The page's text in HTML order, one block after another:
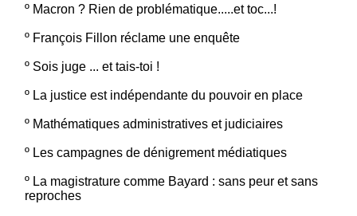
º Macron ? Rien de problématique.....et toc...!
º François Fillon réclame une enquête
º Sois juge ... et tais-toi !
º La justice est indépendante du pouvoir en place
º Mathématiques administratives et judiciaires
º Les campagnes de dénigrement médiatiques
º La magistrature comme Bayard : sans peur et sans
reproches